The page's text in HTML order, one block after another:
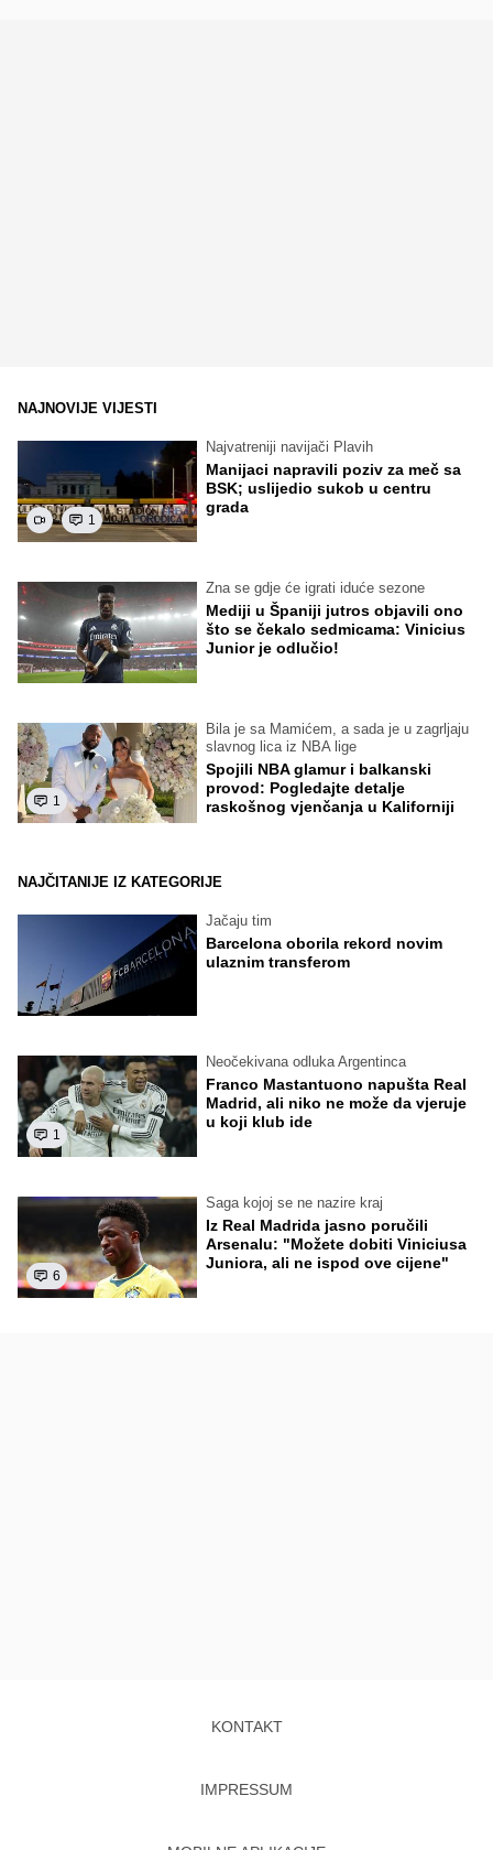
NAJNOVIJE VIJESTI
1
Najvatreniji navijači Plavih
Manijaci napravili poziv za meč sa
BSK; uslijedio sukob u centru
grada
Zna se gdje će igrati iduće sezone
Mediji u Španiji jutros objavili ono
što se čekalo sedmicama: Vinicius
Junior je odlučio!
1
Bila je sa Mamićem, a sada je u zagrljaju
slavnog lica iz NBA lige
Spojili NBA glamur i balkanski
provod: Pogledajte detalje
raskošnog vjenčanja u Kaliforniji
NAJČITANIJE IZ KATEGORIJE
Jačaju tim
Barcelona oborila rekord novim
ulaznim transferom
1
Neočekivana odluka Argentinca
Franco Mastantuono napušta Real
Madrid, ali niko ne može da vjeruje
u koji klub ide
6
Saga kojoj se ne nazire kraj
Iz Real Madrida jasno poručili
Arsenalu: "Možete dobiti Viniciusa
Juniora, ali ne ispod ove cijene"
KONTAKT
IMPRESSUM